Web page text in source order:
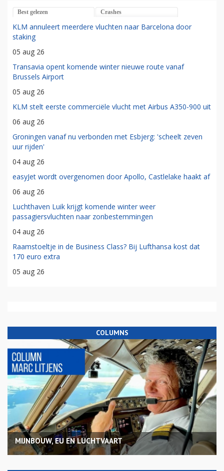
Best gelezen Crashes
KLM annuleert meerdere vluchten naar Barcelona door
staking
05 aug 26
Transavia opent komende winter nieuwe route vanaf
Brussels Airport
05 aug 26
KLM stelt eerste commerciële vlucht met Airbus A350-900 uit
06 aug 26
Groningen vanaf nu verbonden met Esbjerg: 'scheelt zeven
uur rijden'
04 aug 26
easyJet wordt overgenomen door Apollo, Castlelake haakt af
06 aug 26
Luchthaven Luik krijgt komende winter weer
passagiersvluchten naar zonbestemmingen
04 aug 26
Raamstoeltje in de Business Class? Bij Lufthansa kost dat
170 euro extra
05 aug 26
COLUMNS
MIJNBOUW, EU EN LUCHTVAART